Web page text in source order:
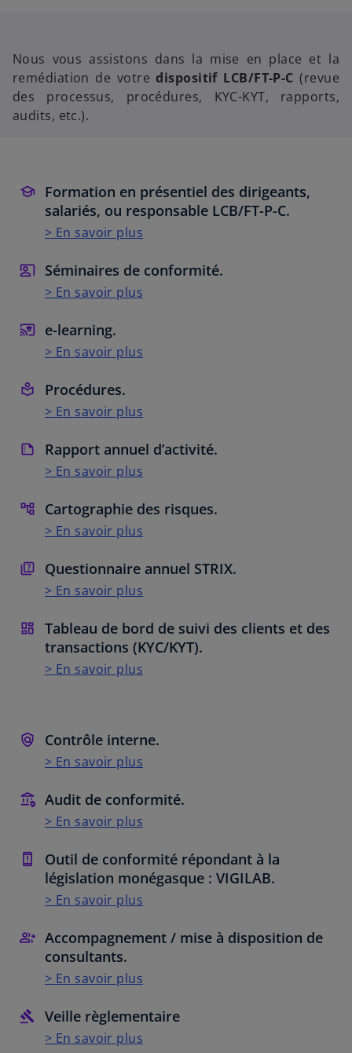
Nous vous assistons dans la mise en place et la
remédiation de votredispositif LCB/FT-P-C (revue
des processus, procédures, KYC-KYT, rapports,
audits, etc.).
Formation en présentiel des dirigeants,
salariés, ou responsable LCB/FT-P-C.
> En savoir plus
Séminaires de conformité.
> En savoir plus
e-learning.
> En savoir plus
Procédures.
> En savoir plus
Rapport annuel d’activité.
> En savoir plus
Cartographie des risques.
> En savoir plus
Questionnaire annuel STRIX.
> En savoir plus
Tableau de bord de suivi des clients et des
transactions (KYC/KYT).
> En savoir plus
Contrôle interne.
> En savoir plus
Audit de conformité.
> En savoir plus
Outil de conformité répondant à la
législation monégasque : VIGILAB.
> En savoir plus
Accompagnement / mise à disposition de
consultants.
> En savoir plus
Veille règlementaire
> En savoir plus